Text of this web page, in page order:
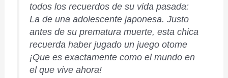
todos los recuerdos de su vida pasada:
La de una adolescente japonesa. Justo
antes de su prematura muerte, esta chica
recuerda haber jugado un juego otome
¡Que es exactamente como el mundo en
el que vive ahora!